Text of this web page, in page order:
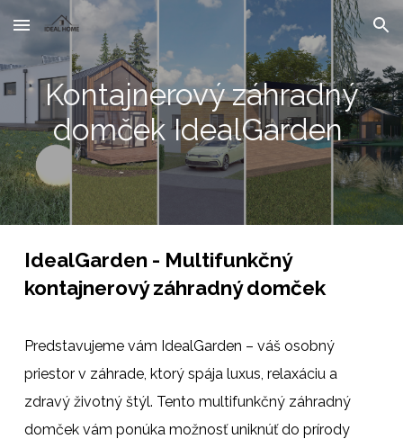
Skip to main content Skip to navigation
Kontajnerový záhradný
domček IdealGarden
IdealGarden - Multifunkčný
kontajnerový záhradný domček
Predstavujeme vám IdealGarden – váš osobný
priestor v záhrade, ktorý spája luxus, relaxáciu a
zdravý životný štýl. Tento multifunkčný záhradný
domček vám ponúka možnosť uniknúť do prírody